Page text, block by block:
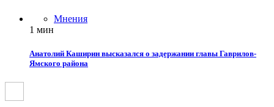
Мнения
1 мин
Анатолий Каширин высказался о задержании главы Гаврилов-
Ямского района